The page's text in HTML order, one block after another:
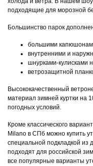
подходящие для морозной
Большинство парок
большими
внутренними и
шнурками-кулисками
ветрозащитной
Высококачественный
материал зимней куртки на
погодных условий.
Кроме классического
Milano в СПб можно купить
специальной подкладкой из
подходят для российской
все популярные варианты